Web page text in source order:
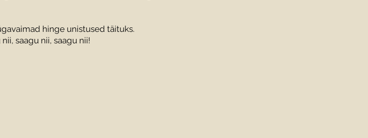
hinge unistused täituks.
nii, saagu nii, saagu nii!